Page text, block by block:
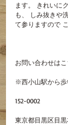
ます。 きれいに
も、 しみ抜きや
て参りますので
お問い合わせは
※西小山駅から歩
152-0002
東京都目黒区目